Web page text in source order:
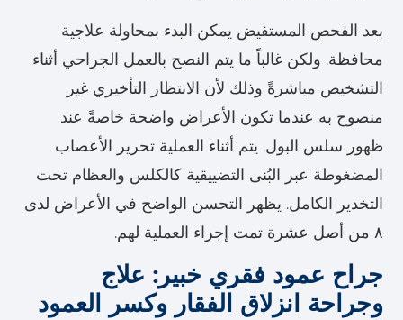
بعد الفحص المستفيض يمكن البدء بمحاولة علاجية
محافظة. ولكن غالباً ما يتم النصح بالعمل الجراحي أثناء
التشخيص مباشرةً وذلك لأن الانتظار التأخيري غير
منصوح به عندما تكون الأعراض واضحة خاصةً عند
ظهور سلس البول. يتم أثناء العملية تحرير الأعصاب
المضغوطة عبر البُنى التضييقية كالكلس والعظام تحت
التخدير الكامل. يظهر التحسن الواضح في الأعراض لدى
٨ من أصل عشرة تمت إجراء العملية لهم.
جراح عمود فقري خبير: علاج
وجراحة انزلاق الفقار وكسر العمود